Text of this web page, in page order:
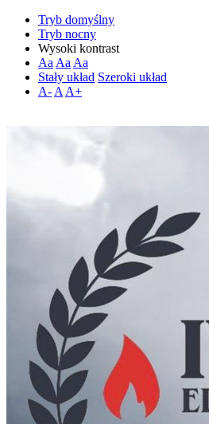
Tryb domyślny
Tryb nocny
Wysoki kontrast
Aa Aa Aa
Stały układ Szeroki układ
A- A A+